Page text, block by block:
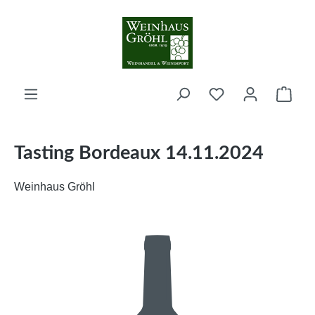
Zum Hauptinhalt springen
Tasting Bordeaux 14.11.2024
Weinhaus Gröhl